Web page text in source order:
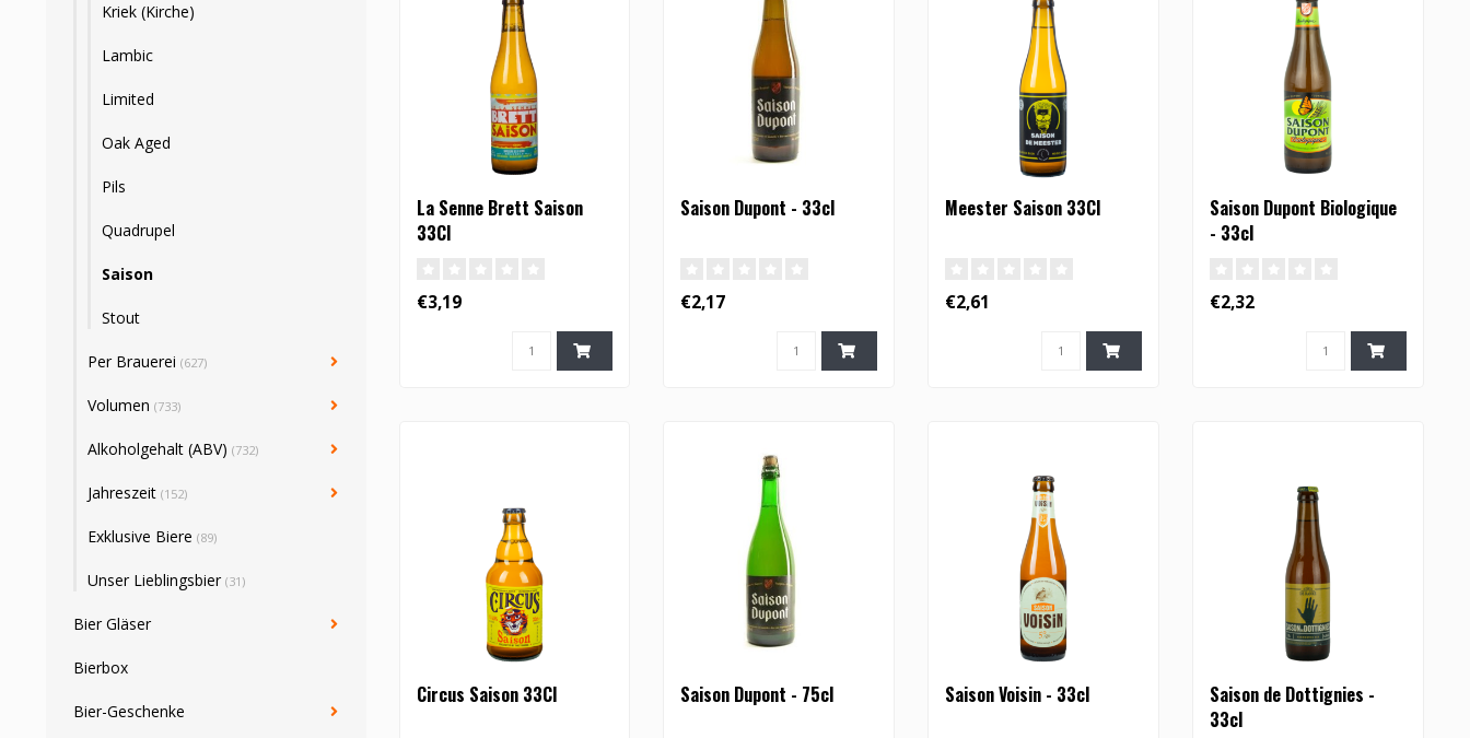
Kriek (Kirche)
Lambic
Limited
Oak Aged
Pils
Quadrupel
Saison
Stout
Per Brauerei (627)
Volumen (733)
Alkoholgehalt (ABV) (732)
Jahreszeit (152)
Exklusive Biere (89)
Unser Lieblingsbier (31)
Bier Gläser
Bierbox
Bier-Geschenke
La Senne Brett Saison
33Cl
€3,19
Saison Dupont - 33cl
€2,17
Meester Saison 33Cl
€2,61
Saison Dupont Biologique
- 33cl
€2,32
Circus Saison 33Cl Saison Dupont - 75cl Saison Voisin - 33cl
Saison de Dottignies -
33cl